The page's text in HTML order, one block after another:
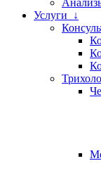
Услуги ↓